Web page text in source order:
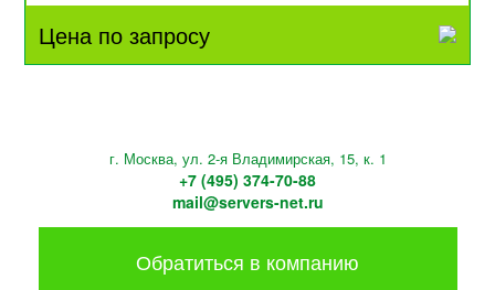
Цена по запросу
г. Москва, ул. 2-я Владимирская, 15, к. 1
+7 (495) 374-70-88
mail@servers-net.ru
Обратиться в компанию